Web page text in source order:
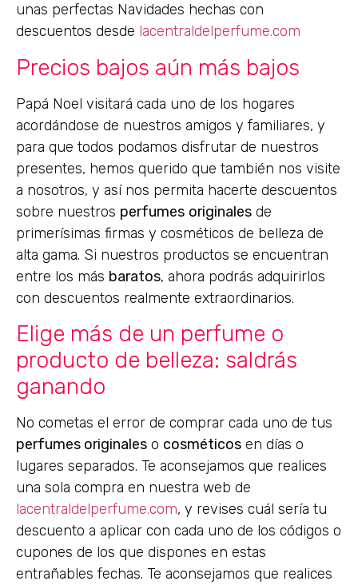
unas perfectas Navidades hechas con
descuentos desde lacentraldelperfume.com
Precios bajos aún más bajos
Papá Noel visitará cada uno de los hogares
acordándose de nuestros amigos y familiares, y
para que todos podamos disfrutar de nuestros
presentes, hemos querido que también nos visite
a nosotros, y así nos permita hacerte descuentos
sobre nuestros perfumes originales de
primerísimas firmas y cosméticos de belleza de
alta gama. Si nuestros productos se encuentran
entre los más baratos, ahora podrás adquirirlos
con descuentos realmente extraordinarios.
Elige más de un perfume o
producto de belleza: saldrás
ganando
No cometas el error de comprar cada uno de tus
perfumes originales o cosméticos en días o
lugares separados. Te aconsejamos que realices
una sola compra en nuestra web de
lacentraldelperfume.com, y revises cuál sería tu
descuento a aplicar con cada uno de los códigos o
cupones de los que dispones en estas
entrañables fechas. Te aconsejamos que realices